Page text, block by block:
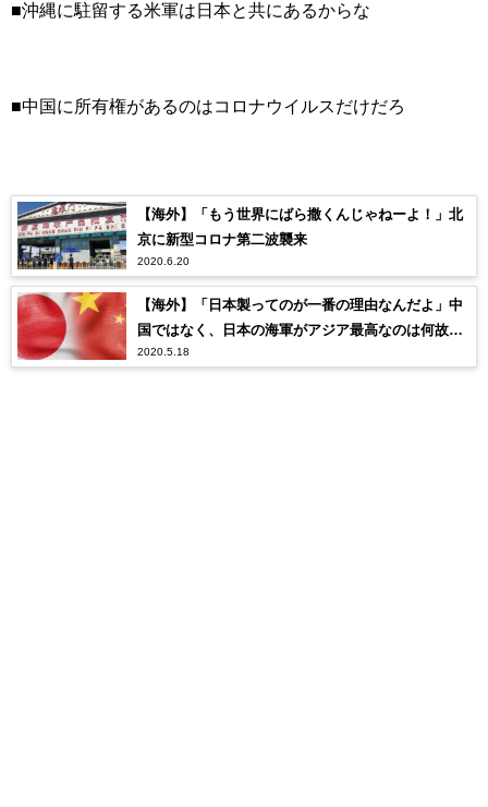
■沖縄に駐留する米軍は日本と共にあるからな
■中国に所有権があるのはコロナウイルスだけだろ
【海外】「もう世界にばら撒くんじゃねーよ！」北
京に新型コロナ第二波襲来
2020.6.20
【海外】「日本製ってのが一番の理由なんだよ」中
国ではなく、日本の海軍がアジア最高なのは何故な
のだろうか
2020.5.18